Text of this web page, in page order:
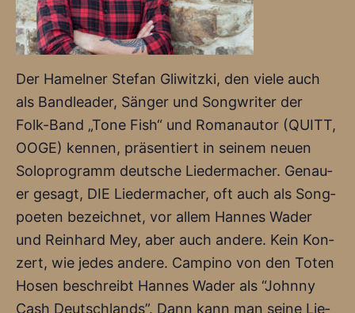
Der Hamel­ner Ste­fan Gli­witz­ki, den vie­le auch
als Band­lea­der, Sän­ger und Song­wri­ter der
Folk-Band „Tone Fish“ und Roman­au­tor (QUITT,
OOGE) ken­nen, prä­sen­tiert in sei­nem neu­en
Solo­pro­gramm deut­sche Lie­der­ma­cher. Genau­
er gesagt, DIE Lie­der­ma­cher, oft auch als Song­
poe­ten bezeich­net, vor allem Han­nes Wader
und Rein­hard Mey, aber auch ande­re. Kein Kon­
zert, wie jedes ande­re. Cam­pi­no von den Toten
Hosen beschreibt Han­nes Wader als “John­ny
Cash Deutsch­lands”. Dann kann man sei­ne Lie­